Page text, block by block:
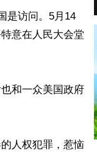
是访问。5月14
意在人民大会堂
和一众美国政府
人权犯罪，惹恼